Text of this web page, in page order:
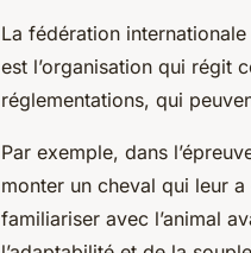
La fédération
est l’organisation qui régit
réglementations, qui
Par exemple, dans
monter un cheval qui leur
familiariser avec l’animal